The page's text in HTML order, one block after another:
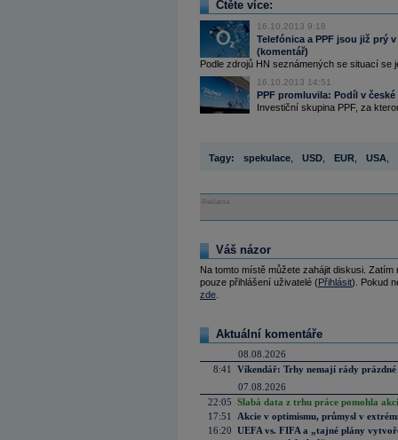
Čtěte více:
16.10.2013 9:18
Telefónica a PPF jsou již prý
(komentář)
Podle zdrojů HN seznámených se situací se
16.10.2013 14:51
PPF promluvila: Podíl v
Investiční skupina PPF, za
Tagy: spekulace USD EUR USA
Reklama
Váš názor
Na tomto místě můžete zahájit diskusi.
pouze přihlášení uživatelé (Přihlásit). Pokud
zde
Aktuální komentáře
08.08.2026
8:41
Víkendář: Trhy nemají rády prázdné
07.08.2026
22:05 Slabá data z trhu práce pomohla
17:51
Akcie v optimismu, průmysl v
16:20 UEFA vs. FIFA a „tajné plány